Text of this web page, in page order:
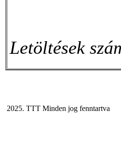
Letöltések
2025. TTT Minden jog fenntartva